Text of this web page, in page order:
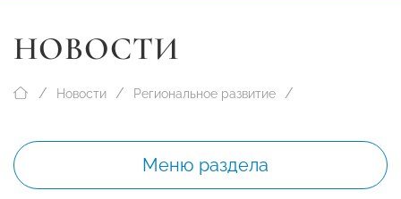
НОВОСТИ
Новости Региональное развитие
Меню раздела